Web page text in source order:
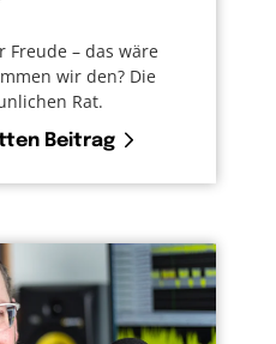
Freude – das wäre
wir den? Die
Rat.
Beitrag